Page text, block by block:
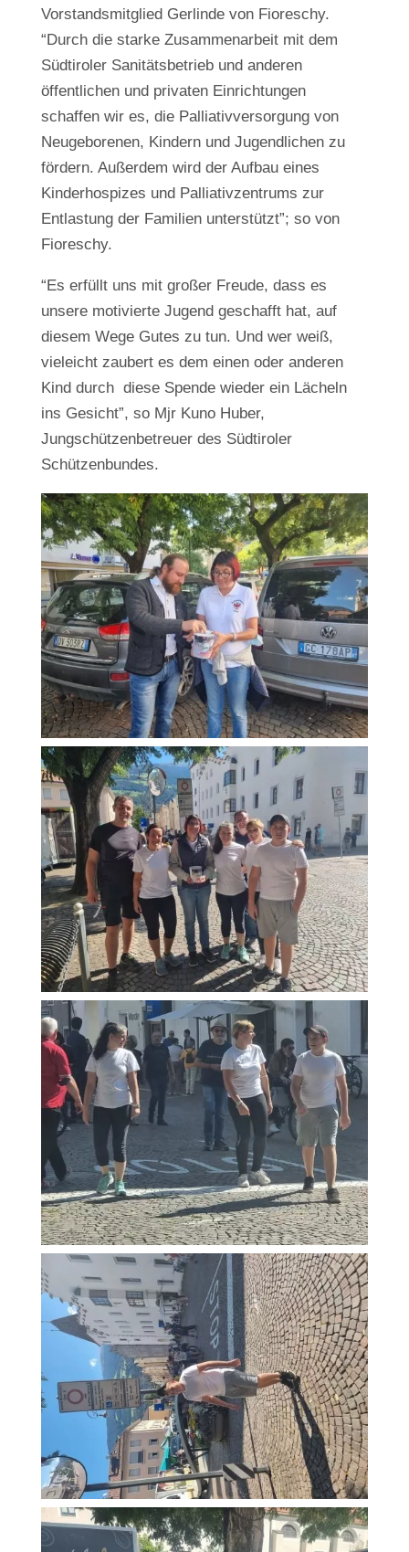
Vorstandsmitglied Gerlinde von Fioreschy.
“Durch die starke Zusammenarbeit mit dem
Südtiroler Sanitätsbetrieb und anderen
öffentlichen und privaten Einrichtungen
schaffen wir es, die Palliativversorgung von
Neugeborenen, Kindern und Jugendlichen zu
fördern. Außerdem wird der Aufbau eines
Kinderhospizes und Palliativzentrums zur
Entlastung der Familien unterstützt”; so von
Fioreschy.
“Es erfüllt uns mit großer Freude, dass es
unsere motivierte Jugend geschafft hat, auf
diesem Wege Gutes zu tun. Und wer weiß,
vieleicht zaubert es dem einen oder anderen
Kind durch diese Spende wieder ein Lächeln
ins Gesicht”, so Mjr Kuno Huber,
Jungschützenbetreuer des Südtiroler
Schützenbundes.